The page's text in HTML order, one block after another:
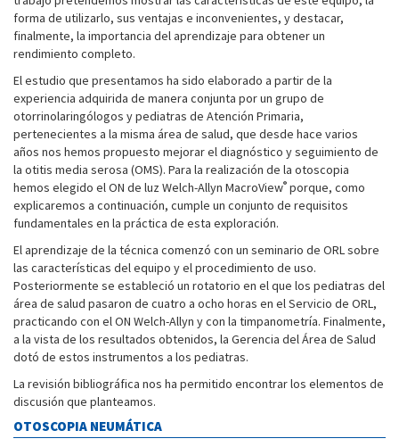
forma de utilizarlo, sus ventajas e inconvenientes, y destacar,
finalmente, la importancia del aprendizaje para obtener un
rendimiento completo.
El estudio que presentamos ha sido elaborado a partir de la
experiencia adquirida de manera conjunta por un grupo de
otorrinolaringólogos y pediatras de Atención Primaria,
pertenecientes a la misma área de salud, que desde hace varios
años nos hemos propuesto mejorar el diagnóstico y seguimiento de
la otitis media serosa (OMS). Para la realización de la otoscopia
hemos elegido el ON de luz Welch-Allyn MacroView® porque, como
explicaremos a continuación, cumple un conjunto de requisitos
fundamentales en la práctica de esta exploración.
El aprendizaje de la técnica comenzó con un seminario de ORL sobre
las características del equipo y el procedimiento de uso.
Posteriormente se estableció un rotatorio en el que los pediatras del
área de salud pasaron de cuatro a ocho horas en el Servicio de ORL,
practicando con el ON Welch-Allyn y con la timpanometría. Finalmente,
a la vista de los resultados obtenidos, la Gerencia del Área de Salud
dotó de estos instrumentos a los pediatras.
La revisión bibliográfica nos ha permitido encontrar los elementos de
discusión que planteamos.
OTOSCOPIA NEUMÁTICA